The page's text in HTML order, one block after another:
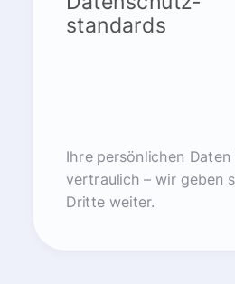
standards
Ihre persönlichen Daten
vertraulich – wir geben
Dritte weiter.